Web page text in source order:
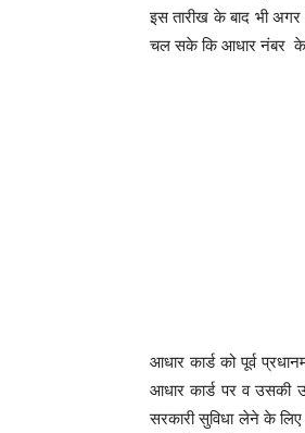
इस तारीख के बाद भी अगर
चल सके कि आधार नंबर के
आधार कार्ड को पूर्व
आधार कार्ड पर व उसकी
सरकारी सुविधा लेने के